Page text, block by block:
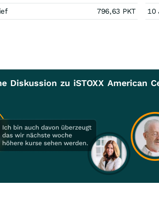
796,63 PKT
10
Diskussion zu iSTOXX American